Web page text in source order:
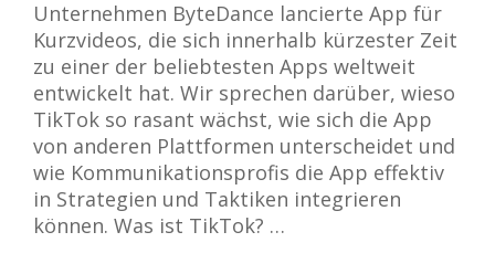
Unternehmen ByteDance lancierte App für
Kurzvideos, die sich innerhalb kürzester Zeit
zu einer der beliebtesten Apps weltweit
entwickelt hat. Wir sprechen darüber, wieso
TikTok so rasant wächst, wie sich die App
von anderen Plattformen unterscheidet und
wie Kommunikationsprofis die App effektiv
in Strategien und Taktiken integrieren
können. Was ist TikTok? …